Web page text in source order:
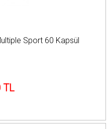
Sport 60 Kapsül
TL